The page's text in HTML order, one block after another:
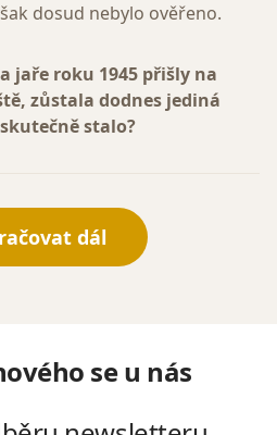
dosud nebylo ověřeno.
jaře roku 1945 přišly na
zůstala dodnes jediná
stalo?
dál
se u nás